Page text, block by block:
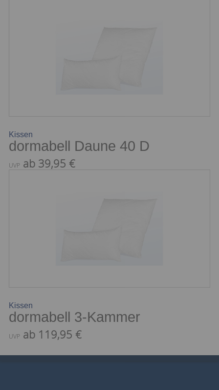
Kissen
dormabell Daune 40 D
UVP ab 39,95 €
Kissen
dormabell 3-Kammer
UVP ab 119,95 €